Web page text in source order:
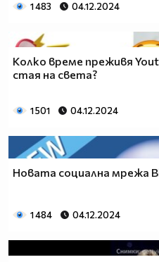
1 483 04.12.2024
Колко време преживя
стая на света?
1 501 04.12.2024
Новата социална мрежа
1 484 04.12.2024